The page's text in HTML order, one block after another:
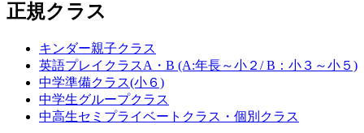
正規クラス
キンダー親子クラス
英語プレイクラスA・B (A:年長～小２/ B：小３～小５)
中学準備クラス(小６)
中学生グループクラス
中高生セミプライベートクラス・個別クラス